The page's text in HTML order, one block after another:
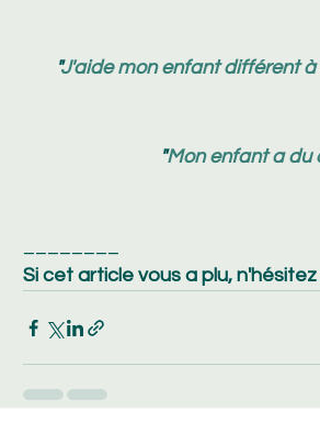
"J'aide mon enfant différent
"Mon enfant a du
Si cet article vous a plu,